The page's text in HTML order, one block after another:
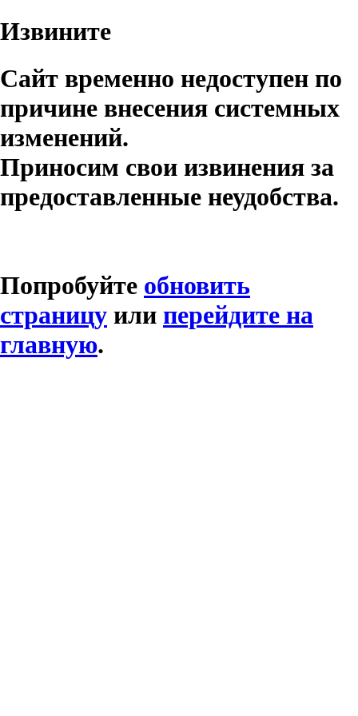
Извините
Сайт временно недоступен по
причине внесения системных
изменений.
Приносим свои извинения за
предоставленные неудобства.
Попробуйте обновить
страницу или перейдите на
главную.